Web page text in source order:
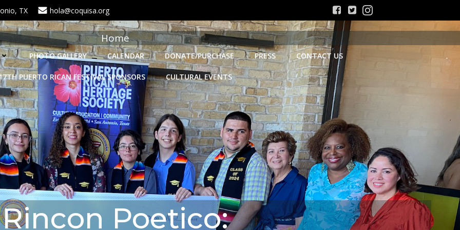
TX hola@coquisa.org
Home
PHOTO GALLERY CALENDAR DONATE/PURCHASE PRESS CONTACT US
PUERTO RICAN FESTIVAL SPONSORS CULTURAL EVENTS
Rincon Poetico: